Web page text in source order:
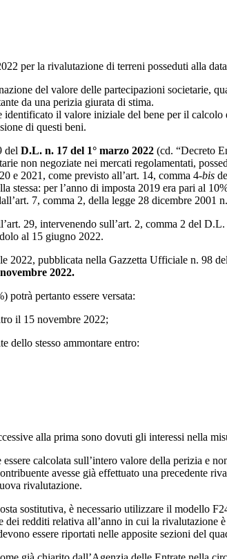
per la rivalutazione di terreni posseduti alla
del valore delle partecipazioni societarie,
da una perizia giurata di stima.
il valore iniziale del bene per il
di questi beni.
del D.L. n. 17 del 1° marzo 2022 (cd. “Decreto
non negoziate nei mercati regolamentati,
e 2021, come previsto all’art. 14, comma 4-bis
stessa: per l’anno di imposta 2019 era pari al
7, comma 2, della legge 28 dicembre 2001
29, intervenendo sull’art. 2, comma 2 del
al 15 giugno 2022.
2022, pubblicata nella Gazzetta Ufficiale n. 98
2022.
potrà pertanto essere versata:
il 15 novembre 2022;
dello stesso ammontare entro:
alla prima sono dovuti gli interessi nella
essere calcolata sull’intero valore della perizia e
avesse già effettuato una precedente
rivalutazione.
sostitutiva, è necessario utilizzare il modello
redditi relativa all’anno in cui la rivalutazione
essere riportati nelle apposite sezioni del